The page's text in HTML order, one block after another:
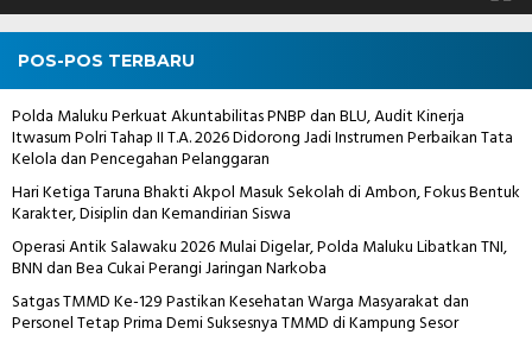
POS-POS TERBARU
Polda Maluku Perkuat Akuntabilitas PNBP dan BLU, Audit Kinerja
Itwasum Polri Tahap II T.A. 2026 Didorong Jadi Instrumen Perbaikan Tata
Kelola dan Pencegahan Pelanggaran
Hari Ketiga Taruna Bhakti Akpol Masuk Sekolah di Ambon, Fokus Bentuk
Karakter, Disiplin dan Kemandirian Siswa
Operasi Antik Salawaku 2026 Mulai Digelar, Polda Maluku Libatkan TNI,
BNN dan Bea Cukai Perangi Jaringan Narkoba
Satgas TMMD Ke-129 Pastikan Kesehatan Warga Masyarakat dan
Personel Tetap Prima Demi Suksesnya TMMD di Kampung Sesor